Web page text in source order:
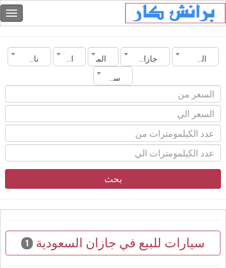
السعودية جازان الماركة الموديل
ناقل الحركة
سنة الصنع
بحث
سيارات للبيع في جازان السعودية 1